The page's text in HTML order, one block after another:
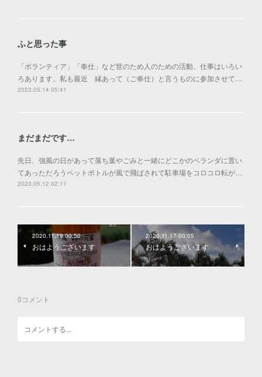
ふと思った事
「ボランティア」「奉仕」など世のため人のための活動、仕事はいろい
ろあります。私も最近 縁あって（ご奉仕）と言うものに参加させて…
2023.05.14 05:41
まだまだです…
先日、強風の日があって落ち葉やごみと一緒にどこかのベランダに置い
てあっただろうペットボトルが風で飛ばされて駐車場をコロコロ転が…
2023.05.12 02:11
2020.11.19 00:50
おはようございます
2020.11.17 00:05
おはようございます
0コメント